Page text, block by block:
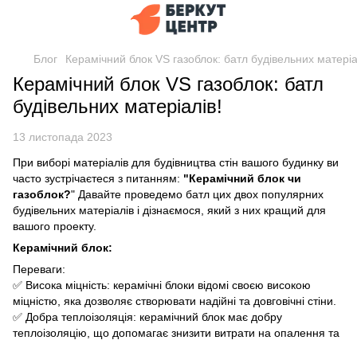
Блог Керамічний блок VS газоблок: батл будівельних
Керамічний блок VS газоблок: батл
будівельних матеріалів!
13 листопада 2023
При виборі матеріалів для будівництва стін вашого будинку ви
часто зустрічаєтеся з питанням: "Керамічний блок чи
газоблок?" Давайте проведемо батл цих двох популярних
будівельних матеріалів і дізнаємося, який з них кращий для
вашого проекту.
Керамічний блок:
Переваги:
✅ Висока міцність: керамічні блоки відомі своєю високою
міцністю, яка дозволяє створювати надійні та довговічні стіни.
✅ Добра теплоізоляція: керамічний блок має добру
теплоізоляцію, що допомагає знизити витрати на опалення та